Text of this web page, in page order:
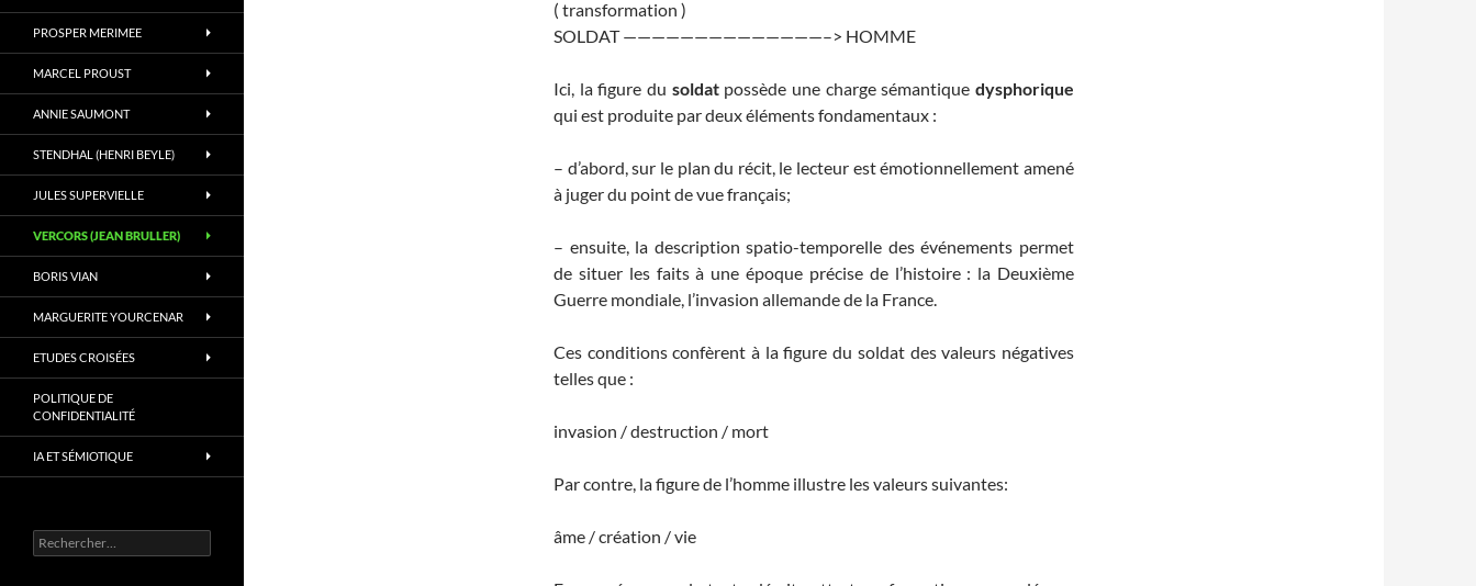
( transformation )
SOLDAT ——————————————–> HOMME
Ici, la figure du soldatpossède une charge sémantiquedysphorique
qui est produite par deux éléments fondamentaux :
– d’abord, sur le plan du récit, le lecteur est émotionnellement amené
à juger du point de vue français;
– ensuite, la description spatio-temporelle des événements permet
de situer les faits à une époque précise de l’histoire : la Deuxième
Guerre mondiale, l’invasion allemande de la France.
Ces conditions confèrent à la figure du soldat des valeurs négatives
telles que :
invasion / destruction / mort
Par contre, la figure de l’homme illustre les valeurs suivantes:
âme / création / vie
PROSPER MERIMEE
MARCEL PROUST
ANNIE SAUMONT
STENDHAL (HENRI BEYLE)
JULES SUPERVIELLE
VERCORS (JEAN BRULLER)
BORIS VIAN
MARGUERITE YOURCENAR
ETUDES CROISÉES
POLITIQUE DE
CONFIDENTIALITÉ
IA ET SÉMIOTIQUE
Rechercher :